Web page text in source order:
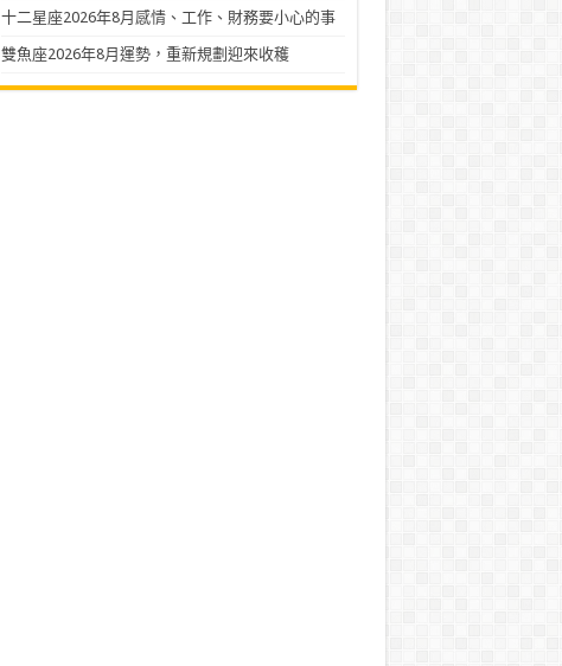
十二星座2026年8月感情、工作、財務要小心的事
雙魚座2026年8月運勢，重新規劃迎來收穫